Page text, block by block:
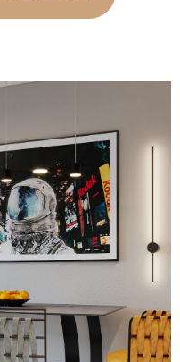
бежевый, а
ламинат.
квартиры
которая
гостиную. В
ярко
подсветкой и
и светлого
стало
зеркало,